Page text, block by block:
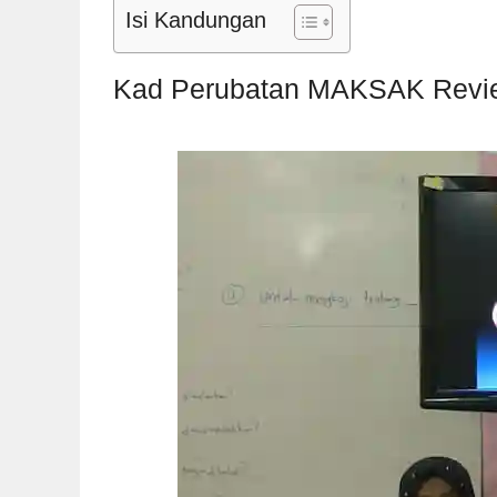
Isi Kandungan
Kad Perubatan MAKSAK